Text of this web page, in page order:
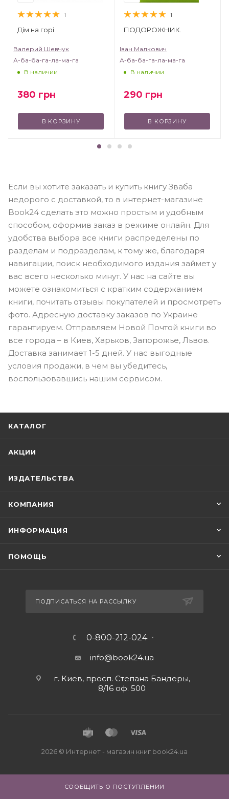
СООБЩИТЬ О ПОСТУПЛЕНИИ
1
Дім на горі
Валерий Шевчук
А-ба-ба-га-ла-ма-га
В наличии
380 грн
В КОРЗИНУ
1
ПОДОРОЖНИК.
Іван Малкович
А-ба-ба-га-ла-ма-га
В наличии
290 грн
В КОРЗИНУ
Если вы хотите заказать и купить книгу Зваба
недорого с доставкой, то в интернет-магазине
Book24 сделать это можно простым и удобным
способом, оформив заказ в режиме онлайн. Для
удобства выбора все книги распределены по
разделам и подразделам, к тому же, благодаря
навигации, поиск необходимого издания займет у
вас всего несколько минут. У нас на сайте вы
можете ознакомиться с кратким содержанием
книги, почитать отзывы покупателей и просмотреть
фото. Адресную доставку заказов по Украине
гарантируем. Отправляем Новой Почтой книги во
все города – в Киев, Харьков, Запорожье, Львов.
Доставка занимает 1-5 дней. У нас выгодные
условия продажи, в чем вы убедитесь,
воспользовавшись нашим сервисом.
КАТАЛОГ
АКЦИИ
ИЗДАТЕЛЬСТВА
КОМПАНИЯ
ИНФОРМАЦИЯ
ПОМОЩЬ
ПОДПИСАТЬСЯ НА РАССЫЛКУ
0-800-212-024
info@book24.ua
г. Киев, просп. Степана Бандеры,
8/16 оф. 500
2026 © Интернет - магазин книг book24.ua